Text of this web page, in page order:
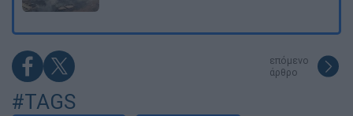
επόμενο
άρθρο
#TAGS